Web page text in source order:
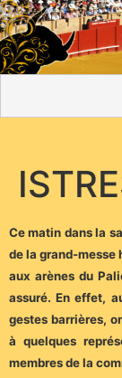
Ce matin dans la
de la grand-messe
aux arènes du
assuré.En effet,
gestes barrières,
à quelques
membres de la